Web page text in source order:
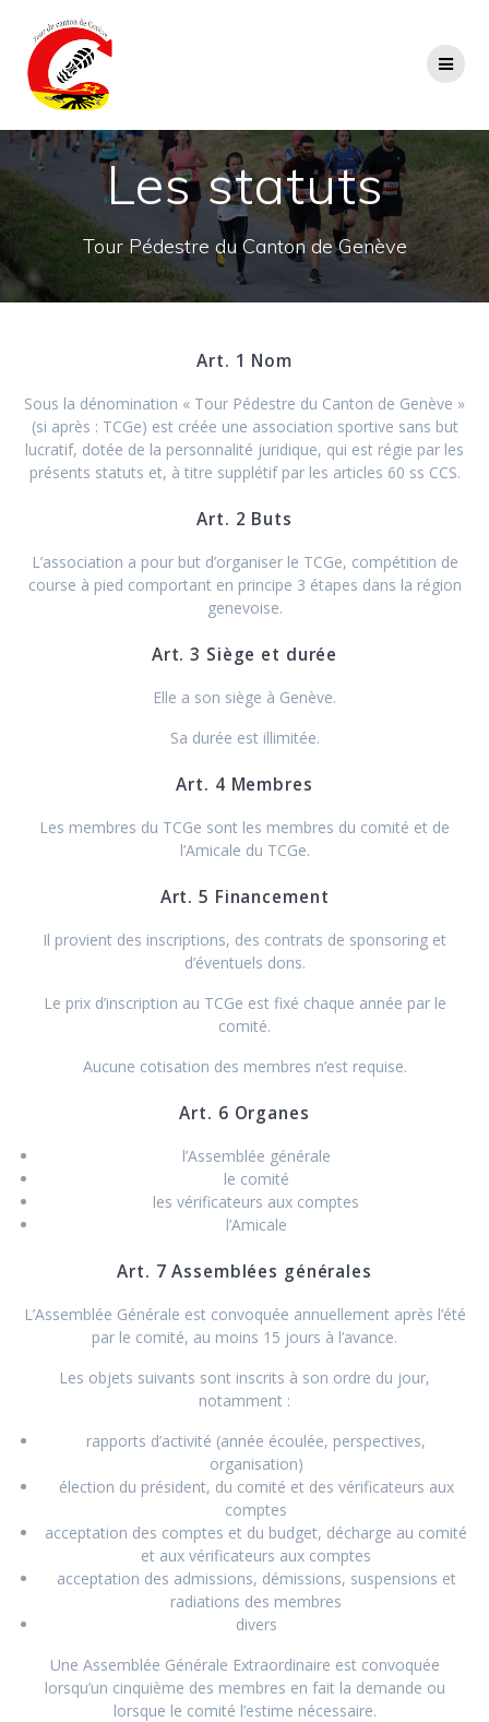
Les statuts
Tour Pédestre du Canton de Genève
Art. 1 Nom
Sous la dénomination « Tour Pédestre du Canton de Genève »
(si après : TCGe) est créée une association sportive sans but
lucratif, dotée de la personnalité juridique, qui est régie par les
présents statuts et, à titre supplétif par les articles 60 ss CCS.
Art. 2 Buts
L’association a pour but d’organiser le TCGe, compétition de
course à pied comportant en principe 3 étapes dans la région
genevoise.
Art. 3 Siège et durée
Elle a son siège à Genève.
Sa durée est illimitée.
Art. 4 Membres
Les membres du TCGe sont les membres du comité et de
l’Amicale du TCGe.
Art. 5 Financement
Il provient des inscriptions, des contrats de sponsoring et
d’éventuels dons.
Le prix d’inscription au TCGe est fixé chaque année par le
comité.
Aucune cotisation des membres n’est requise.
Art. 6 Organes
l’Assemblée générale
le comité
les vérificateurs aux comptes
l’Amicale
Art. 7 Assemblées générales
L’Assemblée Générale est convoquée annuellement après l’été
par le comité, au moins 15 jours à l’avance.
Les objets suivants sont inscrits à son ordre du jour,
notamment :
rapports d’activité (année écoulée, perspectives,
organisation)
élection du président, du comité et des vérificateurs aux
comptes
acceptation des comptes et du budget, décharge au comité
et aux vérificateurs aux comptes
acceptation des admissions, démissions, suspensions et
radiations des membres
divers
Une Assemblée Générale Extraordinaire est convoquée
lorsqu’un cinquième des membres en fait la demande ou
lorsque le comité l’estime nécessaire.